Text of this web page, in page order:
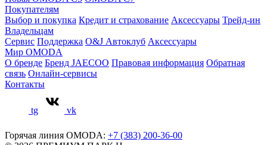
Покупателям
Выбор и покупка Кредит и страхование Аксессуары Трейд-ин
Владельцам
Сервис Поддержка O&J Автоклуб Аксессуары
Мир OMODA
О бренде Бренд JAECOO Правовая информация Обратная
связь Онлайн-сервисы
Контакты
tg vk
Горячая линия OMODA: +7 (383) 200-36-00